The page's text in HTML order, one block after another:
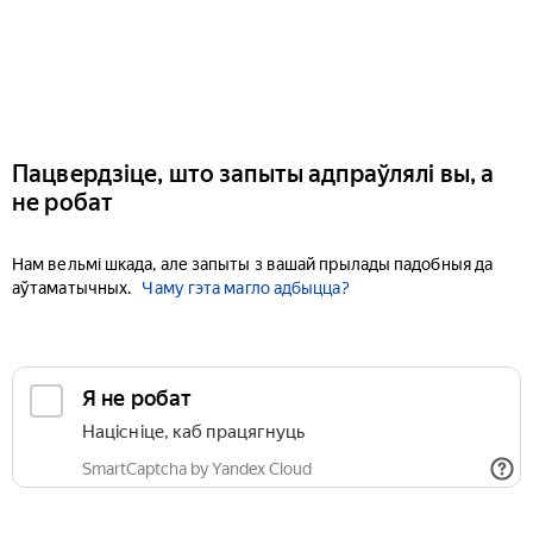
Пацвердзіце, што запыты адпраўлялі вы, а
не робат
Нам вельмі шкада, але запыты з вашай прылады падобныя да
аўтаматычных.
Чаму гэта магло адбыцца?
Я не робат
Націсніце, каб працягнуць
SmartCaptcha by Yandex Cloud